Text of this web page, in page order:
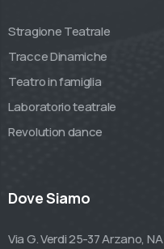
Stragione Teatrale
Tracce Dinamiche
Teatro in famiglia
Laboratorio teatrale
Revolution dance
Dove Siamo
Via G. Verdi 25-37 Arzano, NA